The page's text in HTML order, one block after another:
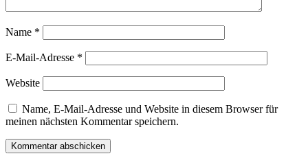
Name *
E-Mail-Adresse *
Website
Name, E-Mail-Adresse und Website in diesem Browser für
meinen nächsten Kommentar speichern.